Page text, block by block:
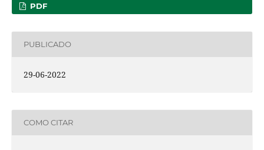
PDF
PUBLICADO
29-06-2022
COMO CITAR